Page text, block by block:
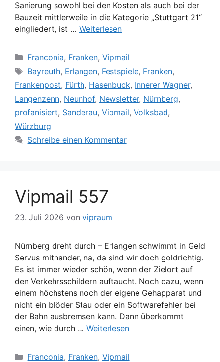
Sanierung sowohl bei den Kosten als auch bei der
Bauzeit mittlerweile in die Kategorie „Stuttgart 21“
eingliedert, ist … Weiterlesen
Kategorien
Franconia, Franken, Vipmail
Schlagwörter
Bayreuth, Erlangen, Festspiele, Franken,
Frankenpost, Fürth, Hasenbuck, Innerer Wagner,
Langenzenn, Neunhof, Newsletter, Nürnberg,
profanisiert, Sanderau, Vipmail, Volksbad,
Würzburg
Schreibe einen Kommentar
Vipmail 557
23. Juli 2026 von vipraum
Nürnberg dreht durch – Erlangen schwimmt in Geld
Servus mitnander, na, da sind wir doch goldrichtig.
Es ist immer wieder schön, wenn der Zielort auf
den Verkehrsschildern auftaucht. Noch dazu, wenn
einem höchstens noch der eigene Gehapparat und
nicht ein blöder Stau oder ein Softwarefehler bei
der Bahn ausbremsen kann. Dann überkommt
einen, wie durch … Weiterlesen
Kategorien
Franconia, Franken, Vipmail